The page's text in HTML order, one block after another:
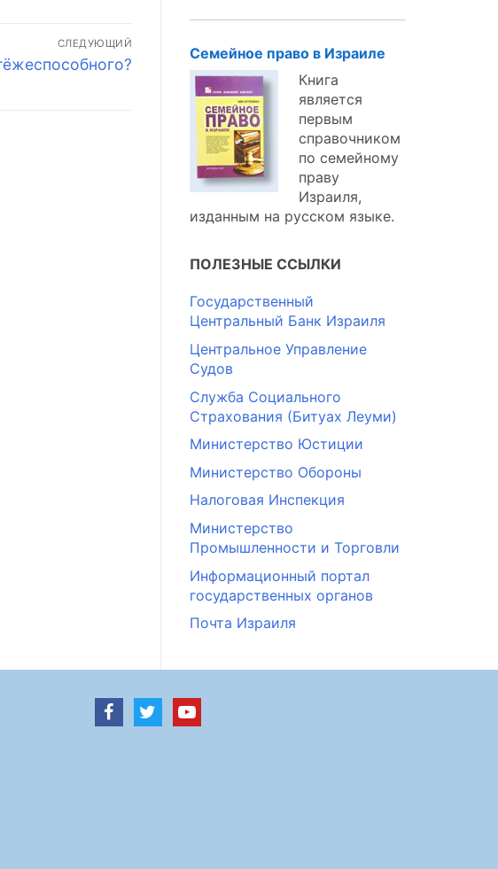
СЛЕДУЮЩИЙ
Семейное право в Израиле
Книга
является
первым
справочником
по семейному
праву
Израиля,
изданным на русском языке.
ПОЛЕЗНЫЕ ССЫЛКИ
Государственный
Центральный Банк Израиля
Центральное Управление
Судов
Служба Социального
Страхования (Битуах Леуми)
Министерство Юстиции
Министерство Обороны
Налоговая Инспекция
Министерство
Промышленности и Торговли
Информационный портал
государственных органов
Почта Израиля